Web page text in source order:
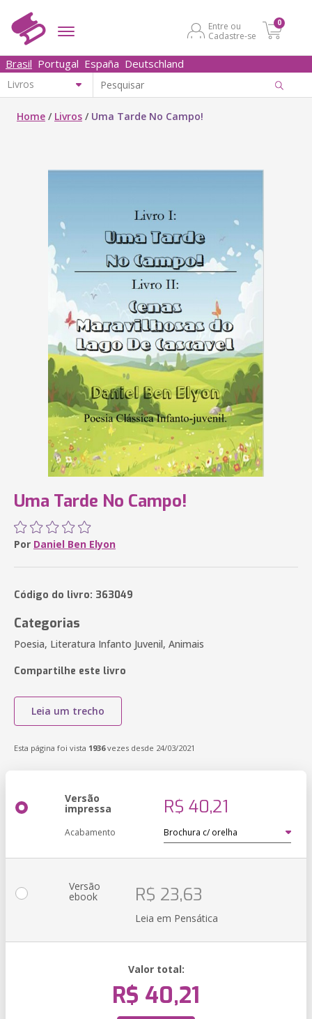
Entre ou
Cadastre-se
0
Brasil Portugal España Deutschland
Home / Livros / Uma Tarde No Campo!
Uma Tarde No Campo!
Por Daniel Ben Elyon
Código do livro: 363049
Categorias
Poesia, Literatura Infanto Juvenil, Animais
Compartilhe este livro
Leia um trecho
Esta página foi vista 1936vezes desde 24/03/2021
Versão
impressa R$ 40,21
Acabamento
Versão
ebook R$ 23,63
Leia em Pensática
Valor total:
R$ 40,21